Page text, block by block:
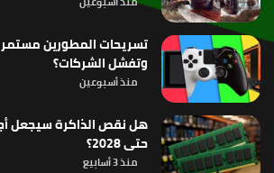
تسريحات المطورين
وتفشل الشركات؟
منذ أسبوعين
هل نقص الذاكرة سيجعل
حتى 2028؟
منذ 3 أسابيع